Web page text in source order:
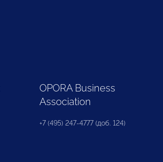
OPORA Business
Association
+7 (495) 247-4777 (доб. 124)